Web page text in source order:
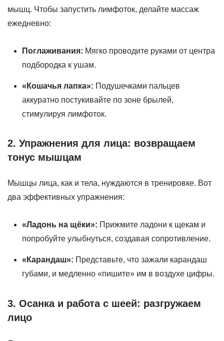
мышц. Чтобы запустить лимфоток, делайте массаж
ежедневно:
Поглаживания: Мягко проводите руками от центра
подбородка к ушам.
«Кошачья лапка»: Подушечками пальцев
аккуратно постукивайте по зоне брылей,
стимулируя лимфоток.
2. Упражнения для лица: возвращаем
тонус мышцам
Мышцы лица, как и тела, нуждаются в тренировке. Вот
два эффективных упражнения:
«Ладонь на щёки»: Прижмите ладони к щекам и
попробуйте улыбнуться, создавая сопротивление.
«Карандаш»: Представьте, что зажали карандаш
губами, и медленно «пишите» им в воздухе цифры.
3. Осанка и работа с шеей: разгружаем
лицо